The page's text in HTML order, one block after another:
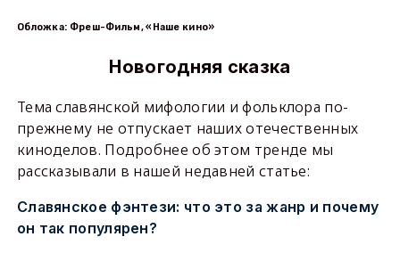
Обложка: Фреш-Фильм, «Наше кино»
Новогодняя сказка
Тема славянской мифологии и фольклора по-
прежнему не отпускает наших отечественных
киноделов. Подробнее об этом тренде мы
рассказывали в нашей недавней статье:
Славянское фэнтези: что это за жанр и почему
он так популярен?